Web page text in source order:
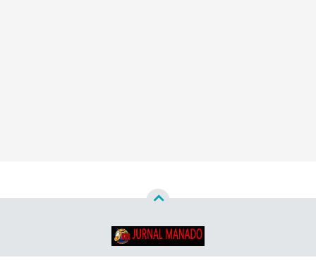
Copyright ©2026Jurnal Manado - Santun & Terpercaya™